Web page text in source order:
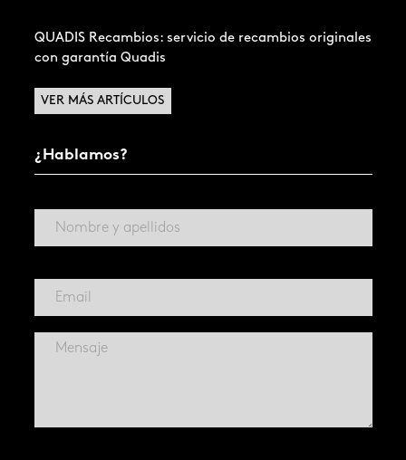
VER MÁS ARTÍCULOS
QUADIS Recambios: servicio de recambios originales
con garantía Quadis
¿Hablamos?